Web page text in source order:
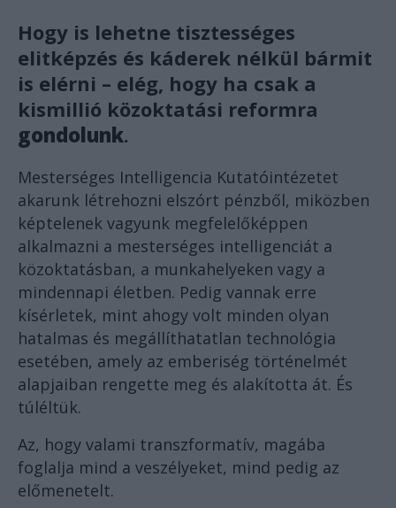
Hogy is lehetne tisztességes
elitképzés és káderek nélkül bármit
is elérni – elég, hogy ha csak a
kismillió közoktatási reformra
gondolunk.
Mesterséges Intelligencia Kutatóintézetet
akarunk létrehozni elszórt pénzből, miközben
képtelenek vagyunk megfelelőképpen
alkalmazni a mesterséges intelligenciát a
közoktatásban, a munkahelyeken vagy a
mindennapi életben. Pedig vannak erre
kísérletek, mint ahogy volt minden olyan
hatalmas és megállíthatatlan technológia
esetében, amely az emberiség történelmét
alapjaiban rengette meg és alakította át. És
túléltük.
Az, hogy valami transzformatív, magába
foglalja mind a veszélyeket, mind pedig az
előmenetelt.